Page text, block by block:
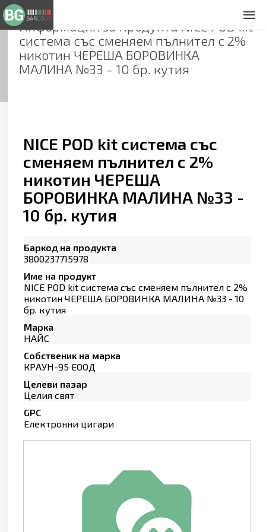
Информация за продуктаNICE POD kit
система със сменяем пълнител с 2%
никотин ЧЕРЕША БОРОВИНКА
МАЛИНА №33 - 10 бр. кутия
NICE POD kit система със
сменяем пълнител с 2%
никотин ЧЕРЕША
БОРОВИНКА МАЛИНА №33 -
10 бр. кутия
Баркод на продукта
3800237715978
Име на продукт
NICE POD kit система със сменяем пълнител с 2%
никотин ЧЕРЕША БОРОВИНКА МАЛИНА №33 - 10
бр. кутия
Марка
НАЙС
Собственик на марка
КРАУН-95 ЕООД
Целеви пазар
Целия свят
GPC
Електронни цигари
Общи условия
Декларация за проверителност
Заснемане на продукти